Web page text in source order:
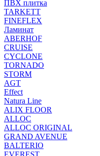
ПВХ плитка
TARKETT
FINEFLEX
Ламинат
ABERHOF
CRUISE
CYCLONE
TORNADO
STORM
AGT
Effect
Natura Line
ALIX FLOOR
ALLOC
ALLOC ORIGINAL
GRAND AVENUE
BALTERIO
EVEREST